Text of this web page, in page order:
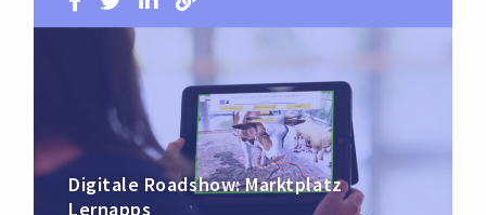
Digitale Roadshow: Marktplatz
Lernapps